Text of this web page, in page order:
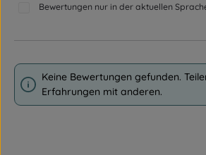
Bewertungen nur in der aktuellen
Keine Bewertungen gefunden.
Erfahrungen mit anderen.